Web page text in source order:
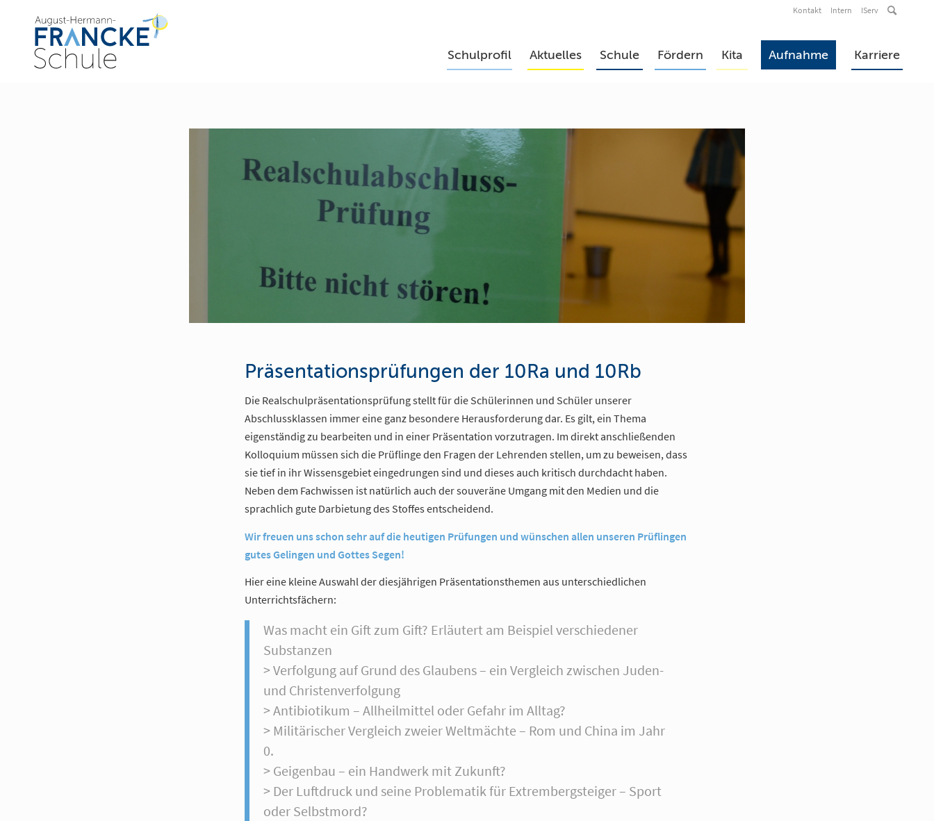
Kontakt Intern IServ
Schulprofil Aktuelles Schule Fördern Kita Aufnahme Karriere
Präsentationsprüfungen der 10Ra und 10Rb
Die Realschulpräsentationsprüfung stellt für die Schülerinnen und Schüler unserer
Abschlussklassen immer eine ganz besondere Herausforderung dar. Es gilt, ein Thema
eigenständig zu bearbeiten und in einer Präsentation vorzutragen. Im direkt anschließenden
Kolloquium müssen sich die Prüflinge den Fragen der Lehrenden stellen, um zu beweisen, dass
sie tief in ihr Wissensgebiet eingedrungen sind und dieses auch kritisch durchdacht haben.
Neben dem Fachwissen ist natürlich auch der souveräne Umgang mit den Medien und die
sprachlich gute Darbietung des Stoffes entscheidend.
Wir freuen uns schon sehr auf die heutigen Prüfungen und wünschen allen unseren Prüflingen
gutes Gelingen und Gottes Segen!
Hier eine kleine Auswahl der diesjährigen Präsentationsthemen aus unterschiedlichen
Unterrichtsfächern:
Was macht ein Gift zum Gift? Erläutert am Beispiel verschiedener
Substanzen
> Verfolgung auf Grund des Glaubens – ein Vergleich zwischen Juden-
und Christenverfolgung
> Antibiotikum – Allheilmittel oder Gefahr im Alltag?
> Militärischer Vergleich zweier Weltmächte – Rom und China im Jahr
0.
> Geigenbau – ein Handwerk mit Zukunft?
> Der Luftdruck und seine Problematik für Extrembergsteiger – Sport
oder Selbstmord?